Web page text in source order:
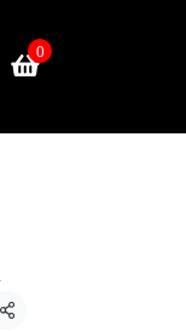
0
แชร์